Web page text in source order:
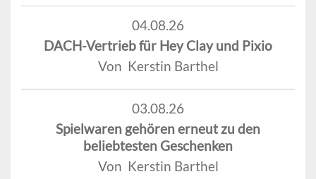
04.08.26
DACH-Vertrieb für Hey Clay und Pixio
Von Kerstin Barthel
03.08.26
Spielwaren gehören erneut zu den
beliebtesten Geschenken
Von Kerstin Barthel